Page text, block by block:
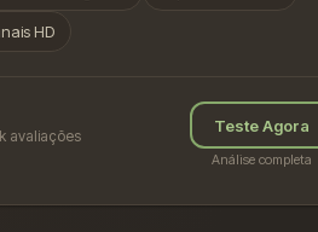
HD
avaliações
Teste Agora
Análise completa